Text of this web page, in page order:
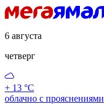
6 августа
четверг
+ 13 °С
облачно с прояснениями